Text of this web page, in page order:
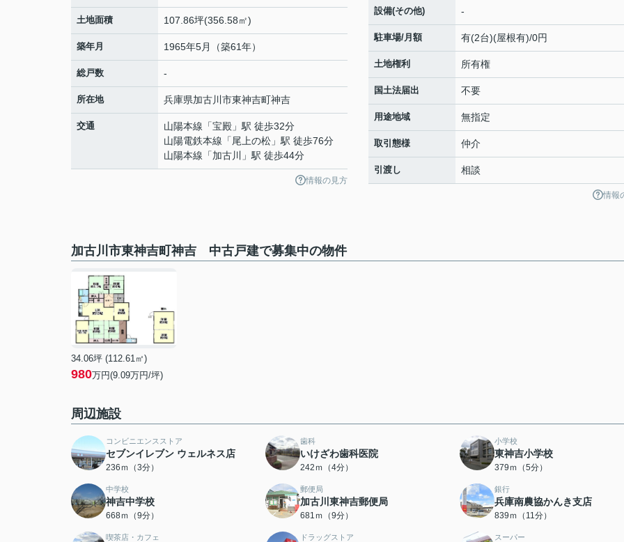
土地面積 107.86坪(356.58㎡)
築年月 1965年5月（築61年）
総戸数 -
所在地 兵庫県加古川市東神吉町神吉
交通 山陽本線 「宝殿 」駅 徒歩32分
山陽電鉄本線 「尾上の松 」駅 徒歩76分
山陽本線 「加古川 」駅 徒歩44分
情報の見方
設備(その他) -
駐車場/月額 有(2台)(屋根有)/0円
土地権利 所有権
国土法届出 不要
用途地域 無指定
取引態様 仲介
引渡し 相談
情報
加古川市東神吉町神吉 中古戸建で募集中の物件
34.06坪 (112.61㎡)
980万円(9.09万円/坪)
周辺施設
コンビニエンスストア
セブンイレブン ウェルネス店
236ｍ（3分）
歯科
いけざわ歯科医院
242ｍ（4分）
小学校
東神吉小学校
379ｍ（5分）
中学校
神吉中学校
668ｍ（9分）
郵便局
加古川東神吉郵便局
681ｍ（9分）
銀行
兵庫南農協かんき支店
839ｍ（11分）
喫茶店・カフェ ドラッグストア スーパー